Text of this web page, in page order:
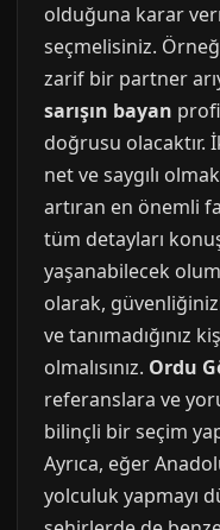
olduğuna karar
seçmelisiniz.
zarif bir partner
sarışın bayan
doğrusu olacaktır.
net ve saygılı
artıran en önemli
tüm detayları
yaşanabilecek
olarak,
ve tanımadığınız
olmalısınız. Ordu
referanslara ve
bilinçli bir seçim
Ayrıca, eğer
yolculuk yapmayı